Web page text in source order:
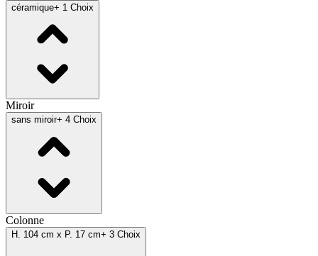
céramique+ 1 Choix
Miroir
sans miroir+ 4 Choix
Colonne
H. 104 cm x P. 17 cm+ 3 Choix